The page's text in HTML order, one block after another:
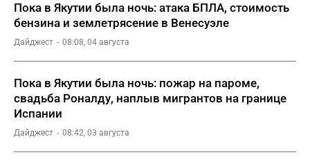
Пока в Якутии была ночь: атака БПЛА, стоимость
бензина и землетрясение в Венесуэле
Дайджест 08:08, 04 августа
Пока в Якутии была ночь: пожар на пароме,
свадьба Роналду, наплыв мигрантов на границе
Испании
Дайджест 08:42, 03 августа